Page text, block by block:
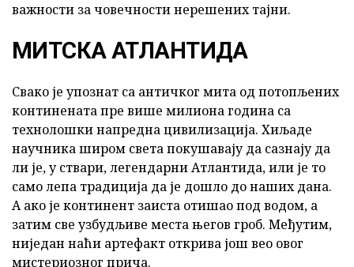
важности за човечности нерешених тајни.
МИТСКА АТЛАНТИДА
Свако је упознат са античког мита од потопљених
континената пре више милиона година са
технолошки напредна цивилизација. Хиљаде
научника широм света покушавају да сазнају да
ли је, у ствари, легендарни Атлантида, или је то
само лепа традиција да је дошло до наших дана.
А ако је континент заиста отишао под водом, а
затим све узбудљиве места његов гроб. Међутим,
ниједан наћи артефакт открива још вео овог
мистериозног прича.